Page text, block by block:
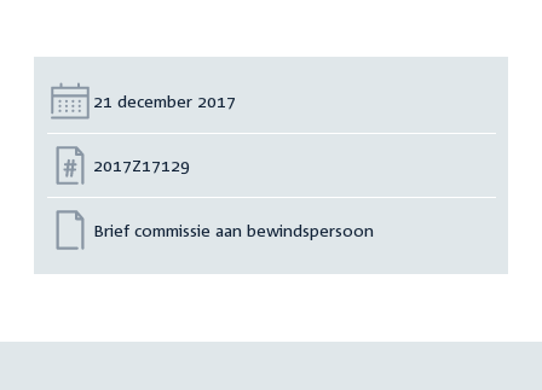
Datum:
21 december 2017
Nummer:
2017Z17129
Brief commissie aan bewindspersoon